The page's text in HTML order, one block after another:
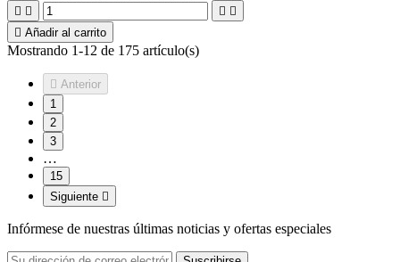
   
 Añadir al carrito
Mostrando 1-12 de 175 artículo(s)
 Anterior
1
2
3
…
15
Siguiente 
Infórmese de nuestras últimas noticias y ofertas especiales